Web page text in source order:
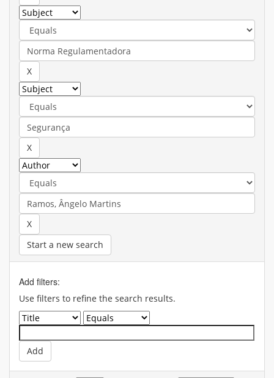
Start a new search
Add filters:
Use filters to refine the search results.